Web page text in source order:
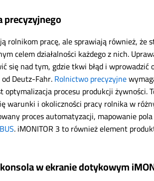
rolnikom pracę, ale sprawiają również, że
celem działalności każdego z nich.
się nad tym, gdzie tkwi błąd i wprowadzić
Deutz-Fahr.Rolnictwo precyzyjne
procesu produkcji żywności.
warunki i okoliczności pracy rolnika w
proces automatyzacji, mapowanie
. iMONITOR 3 to również element
w ekranie dotykowym